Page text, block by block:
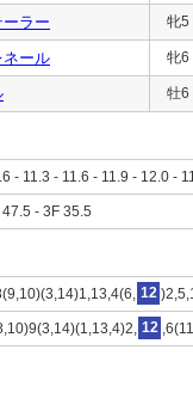
ラー 牝5
ネール 牝6
牡6
- 11.3 - 11.6 - 11.9 - 12.0 -
- 3F 35.5
12
12